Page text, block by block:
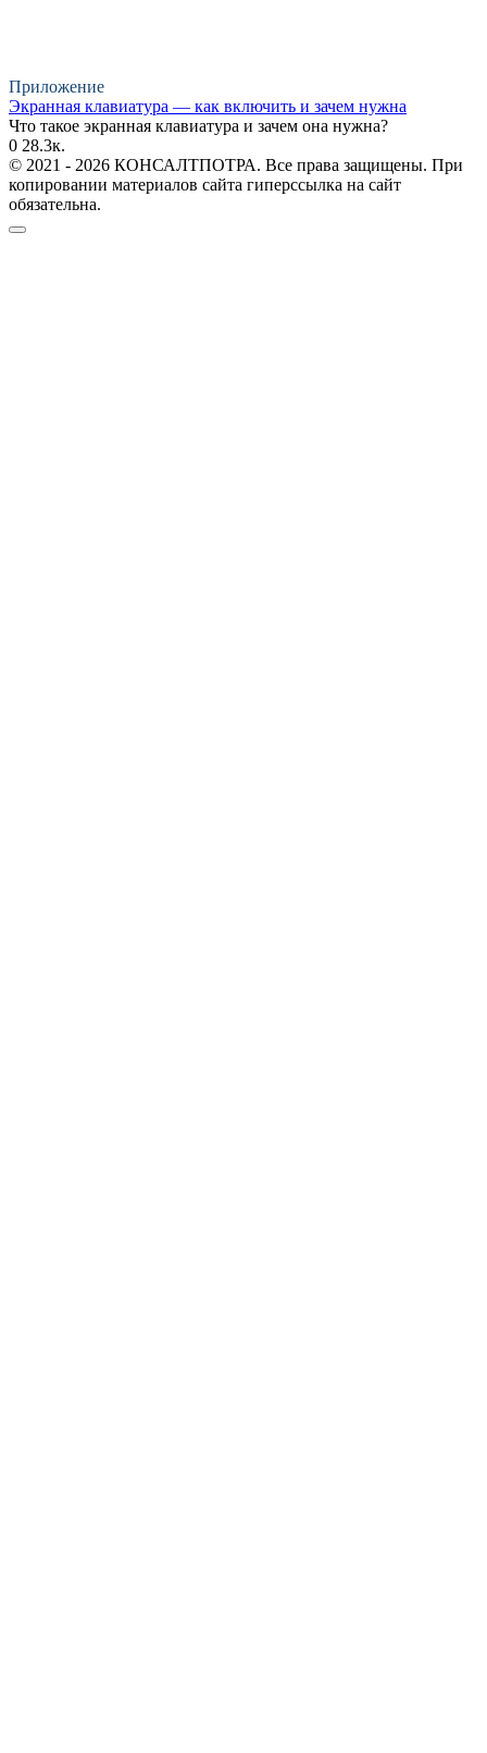
Приложение
Экранная клавиатура — как включить и зачем нужна
Что такое экранная клавиатура и зачем она нужна?
0 28.3к.
© 2021 - 2026 КОНСАЛТПОТРА. Все права защищены. При
копировании материалов сайта гиперссылка на сайт
обязательна.